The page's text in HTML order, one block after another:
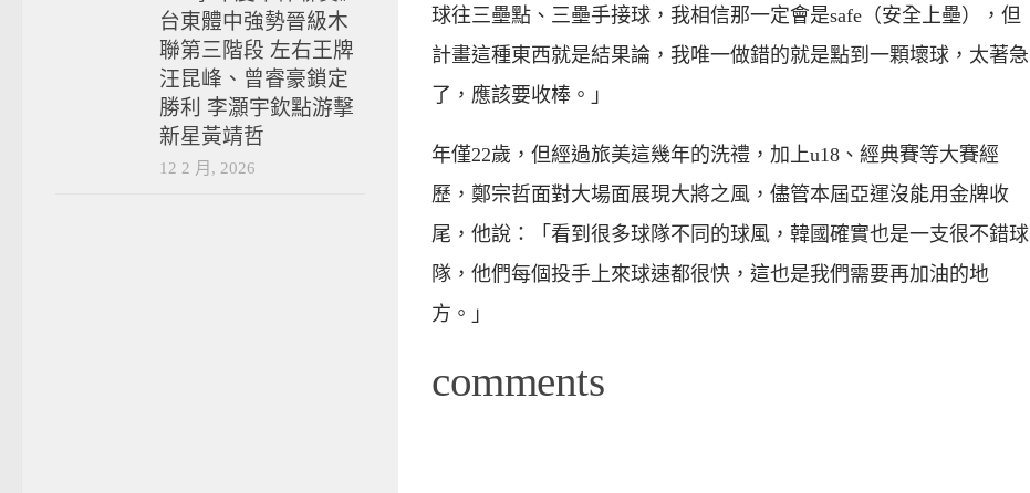
球往三壘點、三壘手接球，我相信那一定會是safe（安全上壘），但
計畫這種東西就是結果論，我唯一做錯的就是點到一顆壞球，太著急
了，應該要收棒。」
年僅22歲，但經過旅美這幾年的洗禮，加上u18、經典賽等大賽經
歷，鄭宗哲面對大場面展現大將之風，儘管本屆亞運沒能用金牌收
尾，他說：「看到很多球隊不同的球風，韓國確實也是一支很不錯球
隊，他們每個投手上來球速都很快，這也是我們需要再加油的地
方。」
comments
台東體中強勢晉級木
聯第三階段 左右王牌
汪昆峰、曾睿豪鎖定
勝利 李灝宇欽點游擊
新星黃靖哲
12 2 月, 2026